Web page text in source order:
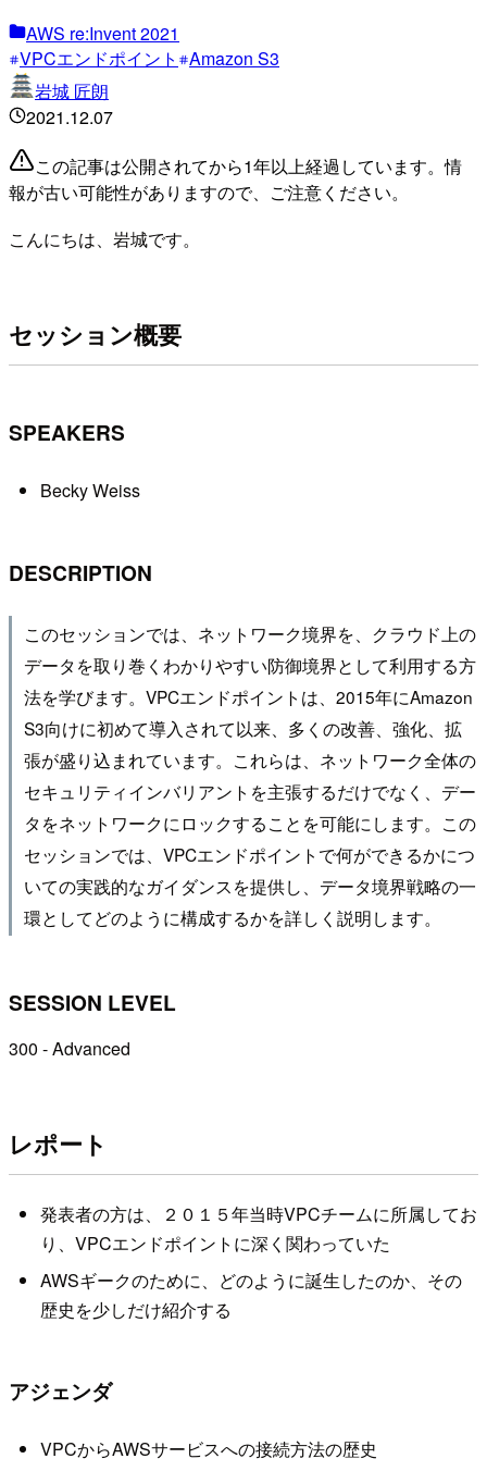
AWS re:Invent 2021
VPCエンドポイント
Amazon S3
岩城 匠朗
2021.12.07
この記事は公開されてから1年以上経過しています。情
報が古い可能性がありますので、ご注意ください。
こんにちは、岩城です。
セッション概要
SPEAKERS
Becky Weiss
DESCRIPTION
このセッションでは、ネットワーク境界を、クラウド上の
データを取り巻くわかりやすい防御境界として利用する方
法を学びます。VPCエンドポイントは、2015年にAmazon
S3向けに初めて導入されて以来、多くの改善、強化、拡
張が盛り込まれています。これらは、ネットワーク全体の
セキュリティインバリアントを主張するだけでなく、デー
タをネットワークにロックすることを可能にします。この
セッションでは、VPCエンドポイントで何ができるかにつ
いての実践的なガイダンスを提供し、データ境界戦略の一
環としてどのように構成するかを詳しく説明します。
SESSION LEVEL
300 - Advanced
レポート
発表者の方は、２０１５年当時VPCチームに所属してお
り、VPCエンドポイントに深く関わっていた
AWSギークのために、どのように誕生したのか、その
歴史を少しだけ紹介する
アジェンダ
VPCからAWSサービスへの接続方法の歴史